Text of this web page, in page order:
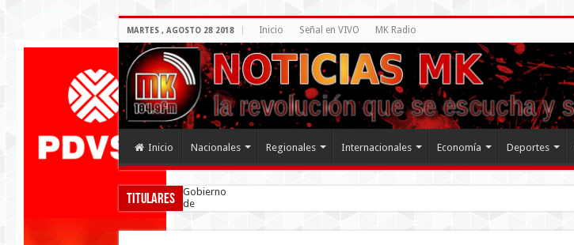
MARTES , AGOSTO 28 2018 Inicio Señal en VIVO MK Radio
Inicio Nacionales Regionales Internacionales Economía Deportes
Titulares
Gobierno
de
Venezuela
firmó